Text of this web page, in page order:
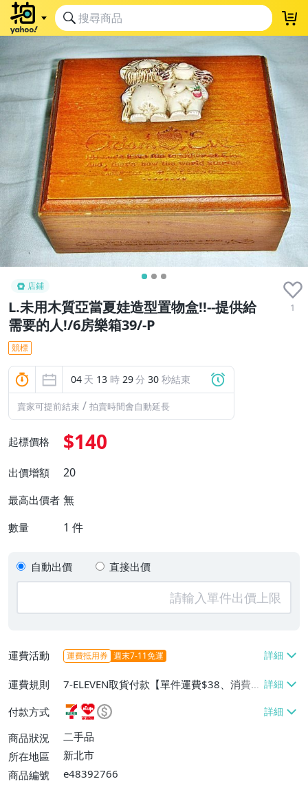
店鋪
L.未用木質亞當夏娃造型置物盒!!--提供給
需要的人!/6房樂箱39/-P
1
競標
04 天 13 時 29分 29 秒結束
賣家可提前結束 / 拍賣時間會自動延長
起標價格 $140
出價增額 20
最高出價者 無
數量 1 件
自動出價 直接出價
運費活動 運費抵用券 週末7-11免運
運費規則
7-ELEVEN取貨付款【單件運費$38、消費滿
$2000免運費】、萊爾富取貨付款【單件運
費$60、消費滿$2000免運費】、面交/自
取/不寄送【免運費】、郵局掛號【單件運
費$80、消費滿$2000免運費】
付款方式
商品狀況
二手品
所在地區
新北市
商品編號
e48392766